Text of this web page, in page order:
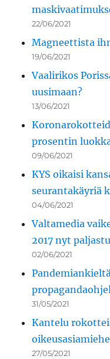
22/06/2021
Magneettista
19/06/2021
Vaalirikos
uusimaan?
13/06/2021
prosentin
09/06/2021
KYS oikaisi
seurantakäyriä
04/06/2021
Valtamedia
2017 nyt
02/06/2021
31/05/2021
Kantelu
27/05/2021